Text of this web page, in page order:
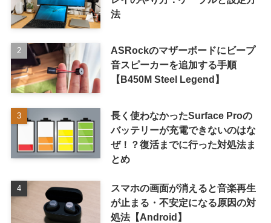
法
ASRockのマザーボードにビープ
音スピーカーを追加する手順
【B450M Steel Legend】
長く使わなかったSurface Proの
バッテリーが充電できないのはな
ぜ！？復活までに行った対処法ま
とめ
スマホの画面が消えると音楽再生
が止まる・不安定になる原因の対
処法【Android】